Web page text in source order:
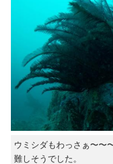
ウミシダもわっさぁ〜〜
難しそうでした。